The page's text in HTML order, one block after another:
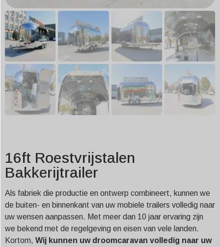
16ft Roestvrijstalen
Bakkerijtrailer
Als fabriek die productie en ontwerp combineert, kunnen we
de buiten- en binnenkant van uw mobiele trailers volledig naar
uw wensen aanpassen. Met meer dan 10 jaar ervaring zijn
we bekend met de regelgeving en eisen van vele landen.
Kortom, Wij kunnen uw droomcaravan volledig naar uw